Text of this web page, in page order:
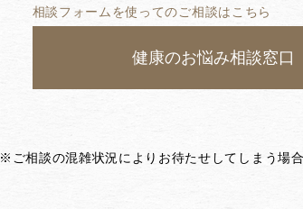
相談フォームを使ってのご相談はこちら
健康のお悩み相談窓口
※ご相談の混雑状況によりお待たせしてしまう場